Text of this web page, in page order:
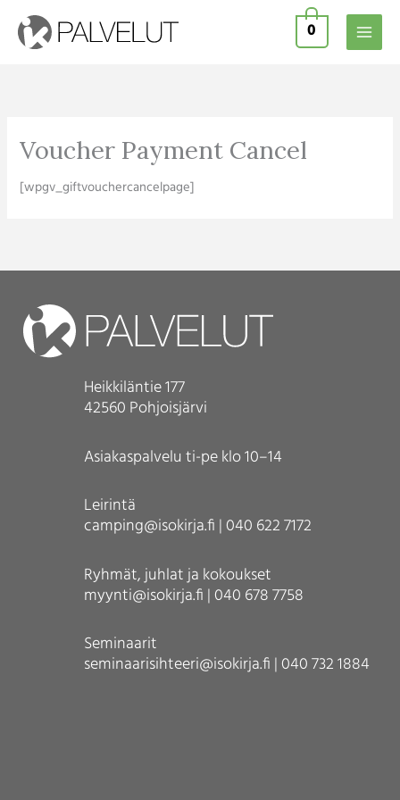
sisältöön
0
Voucher Payment Cancel
[wpgv_giftvouchercancelpage]
Heikkiläntie 177
42560 Pohjoisjärvi
Asiakaspalvelu ti-pe klo 10–14
Leirintä
camping@isokirja.fi | 040 622 7172
Ryhmät, juhlat ja kokoukset
myynti@isokirja.fi | 040 678 7758
Seminaarit
seminaarisihteeri@isokirja.fi | 040 732 1884